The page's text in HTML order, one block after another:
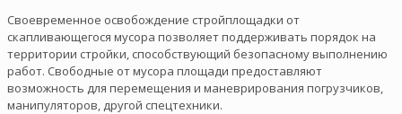
Своевременное освобождение стройплощадки от
скапливающегося мусора позволяет поддерживать порядок на
территории стройки, способствующий безопасному выполнению
работ. Свободные от мусора площади предоставляют
возможность для перемещения и маневрирования погрузчиков,
манипуляторов, другой спецтехники.